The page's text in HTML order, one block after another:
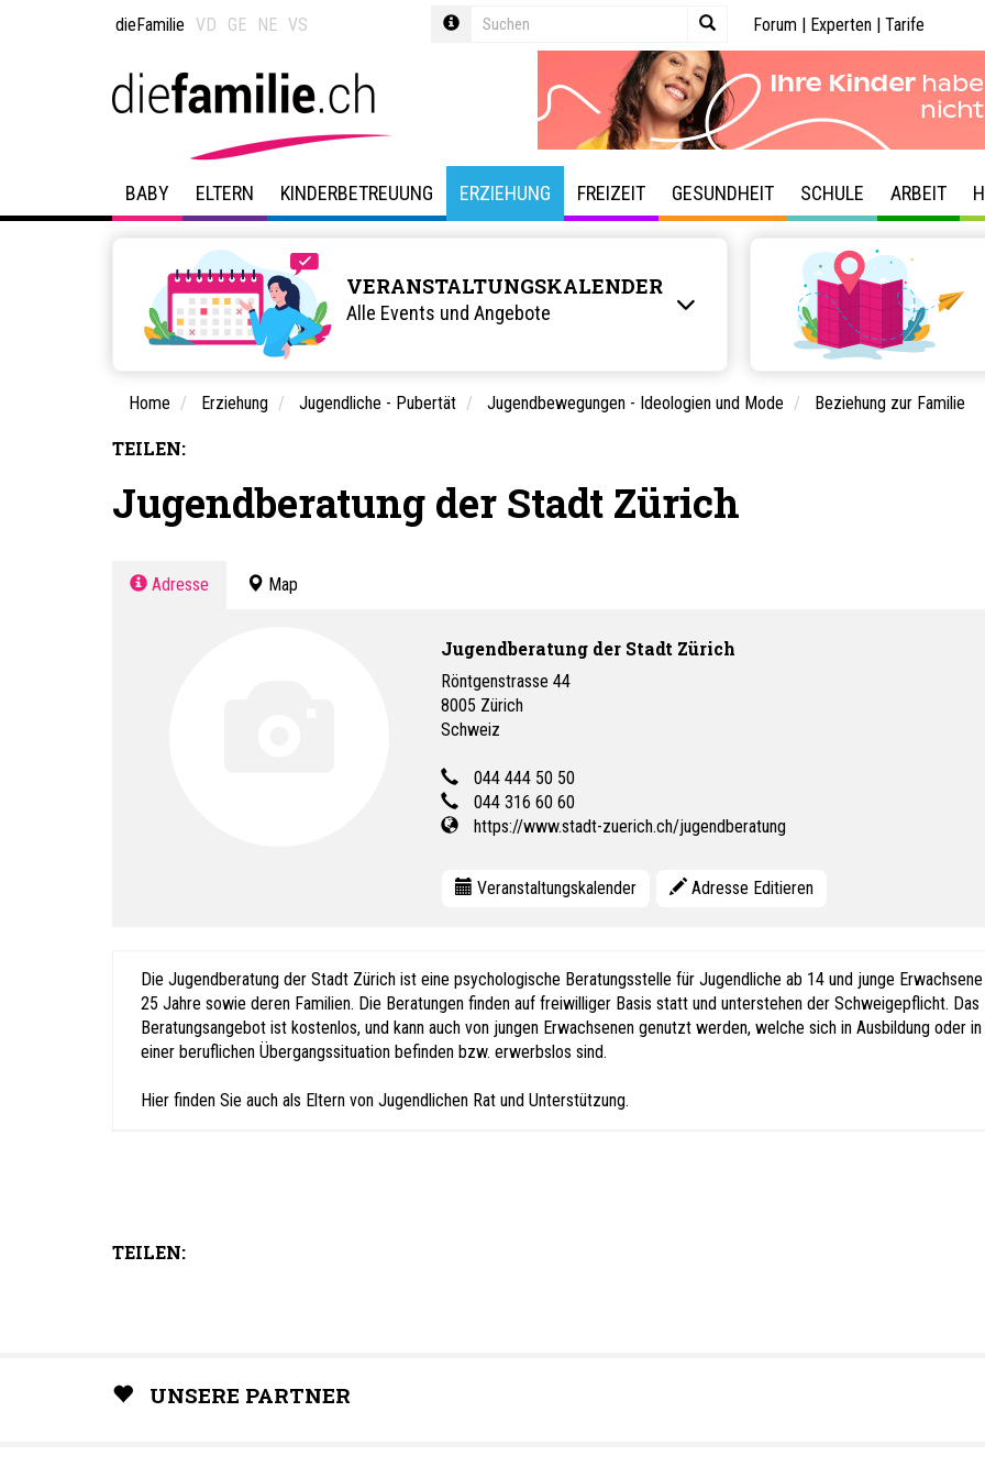
dieFamilie VD GE NE VS Forum | Experten | Tarife
BABY ELTERN KINDERBETREUUNG ERZIEHUNG FREIZEIT GESUNDHEIT SCHULE ARBEIT
VERANSTALTUNGSKALENDER
Alle Events und Angebote
Home Erziehung Jugendliche - Pubertät Jugendbewegungen - Ideologien und Mode Beziehung zur Familie
TEILEN:
Jugendberatung der Stadt Zürich
Adresse Map
Jugendberatung der Stadt Zürich
Röntgenstrasse 44
8005 Zürich
Schweiz
044 444 50 50
044 316 60 60
https://www.stadt-zuerich.ch/jugendberatung
Veranstaltungskalender Adresse Editieren
Die Jugendberatung der Stadt Zürich ist eine psychologische Beratungsstelle für Jugendliche ab 14 und junge
25 Jahre sowie deren Familien. Die Beratungen finden auf freiwilliger Basis statt und unterstehen der Schweigepflicht. Das
Beratungsangebot ist kostenlos, und kann auch von jungen Erwachsenen genutzt werden, welche sich in Ausbildung oder in
einer beruflichen Übergangssituation befinden bzw. erwerbslos sind.
Hier finden Sie auch als Eltern von Jugendlichen Rat und Unterstützung.
TEILEN:
UNSERE PARTNER